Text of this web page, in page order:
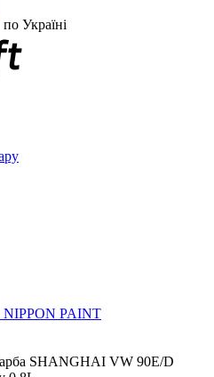
Україні
NIPPON PAINT
SHANGHAI VW 90E/D